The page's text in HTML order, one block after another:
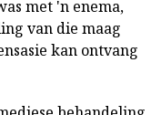
met 'n enema,
van die maag
kan ontvang